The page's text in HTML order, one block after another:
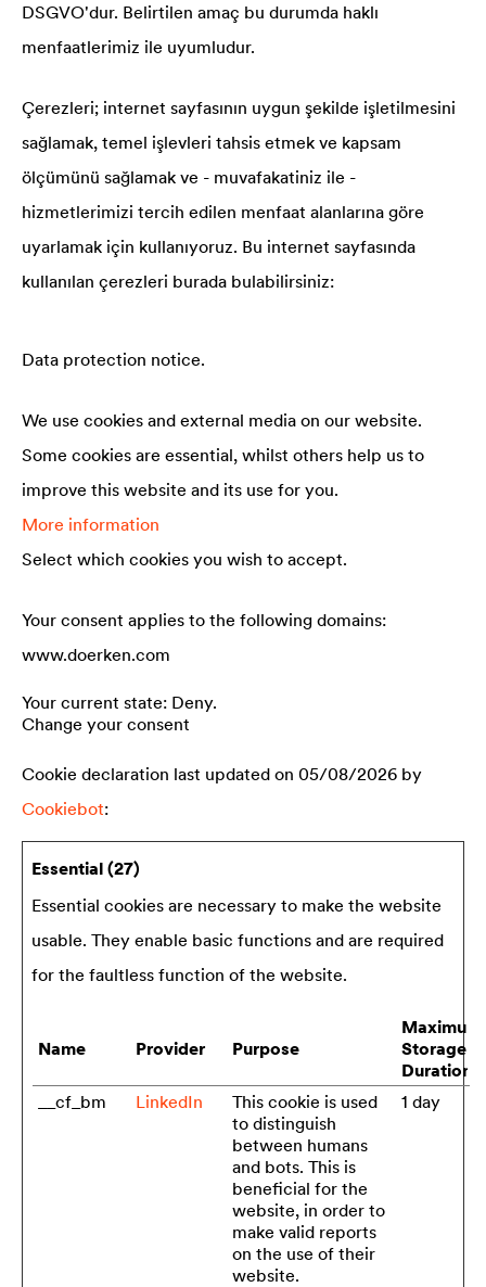
DSGVO'dur. Belirtilen amaç bu durumda haklı
menfaatlerimiz ile uyumludur.
Çerezleri; internet sayfasının uygun şekilde işletilmesini
sağlamak, temel işlevleri tahsis etmek ve kapsam
ölçümünü sağlamak ve - muvafakatiniz ile -
hizmetlerimizi tercih edilen menfaat alanlarına göre
uyarlamak için kullanıyoruz. Bu internet sayfasında
kullanılan çerezleri burada bulabilirsiniz:
Data protection notice.
We use cookies and external media on our website.
Some cookies are essential, whilst others help us to
improve this website and its use for you.
More information
Select which cookies you wish to accept.
Your consent applies to the following domains:
www.doerken.com
Your current state: Deny.
Change your consent
Cookie declaration last updated on 05/08/2026 by
Cookiebot:
Essential (27)
Essential cookies are necessary to make the website
usable. They enable basic functions and are required
for the faultless function of the website.
Name Provider Purpose
Maximum
Storage
Duration
__cf_bm
LinkedIn
This cookie is used
to distinguish
between humans
and bots. This is
beneficial for the
website, in order to
make valid reports
on the use of their
website.
1 day